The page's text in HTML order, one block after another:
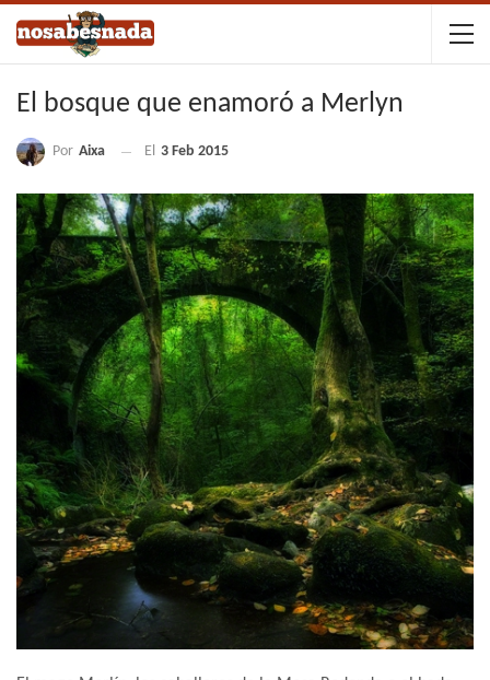
El bosque que enamoró a Merlyn
Por Aixa El 3 Feb 2015